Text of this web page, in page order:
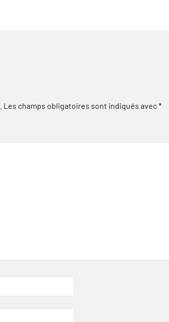
Les champs obligatoires sont indiqués avec*